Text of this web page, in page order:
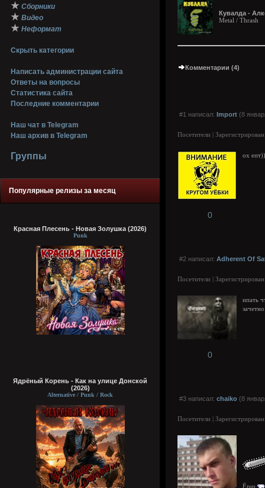
★ Сборники
★ Видео
★ Неформат
Скрыть категории
Написать администрации сайта
Ответы на вопросы
Статистика сайта
Последние комментарии
Наш чат в Telegram
Наш архив в Telegram
Группы
Популярные релизы за месяц
Красная Плесень - Новая Золушка (2026)
Punk
Ядрёный Корень - Как на улице Донской
(2026)
Alternative / Punk / Rock
Кувалда -
Metal / Thrash
Комментарии (4)
#1 написал: Import (8
Посетители |
ох епт))
0
#2 написал: Adherent Of
Посетители |
ипать
зачетно
0
#3 написал: chaiko (8
Посетители |